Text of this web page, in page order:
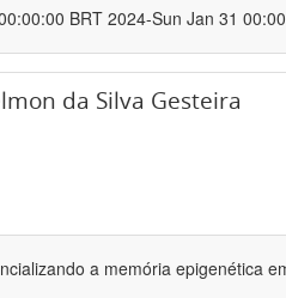
BRT 2024-Sun Jan 31
da Silva Gesteira
a memória epigenética